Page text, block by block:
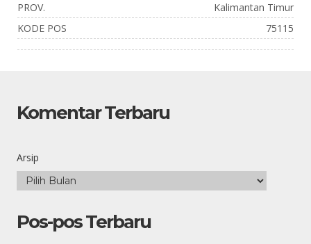
PROV.
Kalimantan Timur
KODE POS
75115
Komentar Terbaru
Arsip
Pos-pos Terbaru